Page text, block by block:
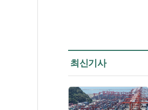
최신기사